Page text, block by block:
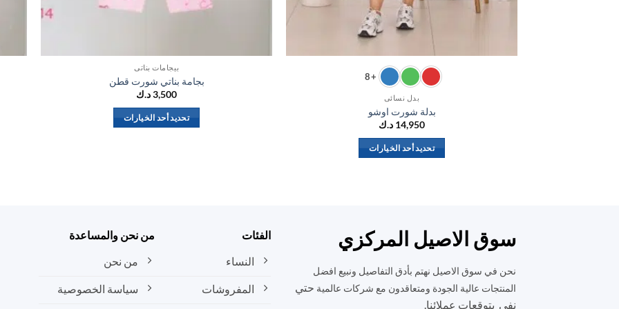
+8
بدل نسائي
بدلة شورت اوشو
14,950 د.ك
تحديد أحد الخيارات
المختلفة
لهذا
يمكن
اختيار
بيجامات بناتي
بجامة بناتي شورت قطن
3,500د.ك
تحديد أحد الخيارات
يمكن
اختيار
على
سوق الاصيل المركزي
نحن في سوق الاصيل نهتم بأدق التفاصيل ونبيع افضل
المنتجات عالية الجودة ومتعاقدون مع شركات عالمية حتي
نفي بتوقعات عملائنا.
الفئات
النساء
المفروشات
من نحن والمساعدة
من نحن
سياسة الخصوصية